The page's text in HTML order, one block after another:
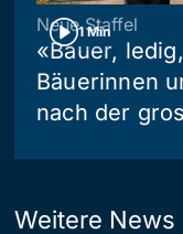
1 Min
Neue Staffel
«Bauer,
Bäuerinnen
nach der
Weitere News